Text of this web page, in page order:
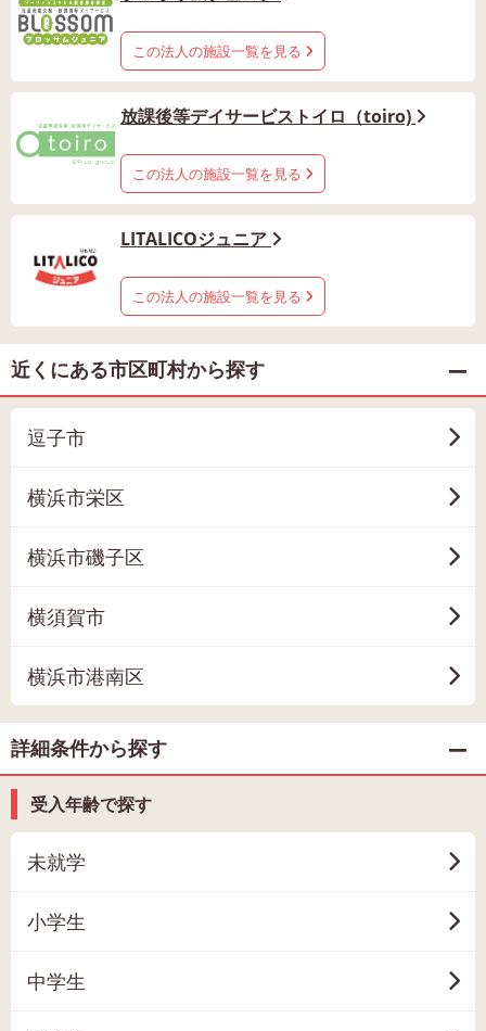
この法人の施設一覧を見る
放課後等デイサービストイロ（toiro)
この法人の施設一覧を見る
LITALICOジュニア
この法人の施設一覧を見る
近くにある市区町村から探す
逗子市
横浜市栄区
横浜市磯子区
横須賀市
横浜市港南区
詳細条件から探す
受入年齢で探す
未就学
小学生
中学生